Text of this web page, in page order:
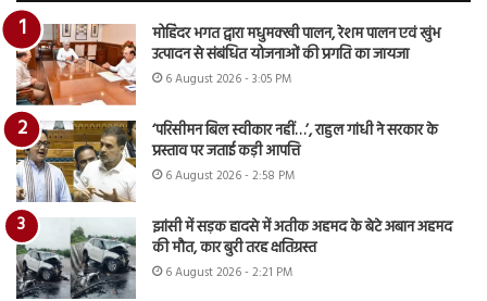
मोहिंदर भगत द्वारा मधुमक्खी पालन, रेशम पालन एवं खुंभ
उत्पादन से संबंधित योजनाओं की प्रगति का जायजा
6 August 2026 - 3:05 PM
‘परिसीमन बिल स्वीकार नहीं…’, राहुल गांधी ने सरकार के
प्रस्ताव पर जताई कड़ी आपत्ति
6 August 2026 - 2:58 PM
झांसी में सड़क हादसे में अतीक अहमद के बेटे अबान अहमद
की मौत, कार बुरी तरह क्षतिग्रस्त
6 August 2026 - 2:21 PM